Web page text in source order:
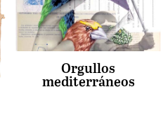
Orgullos
mediterráneos